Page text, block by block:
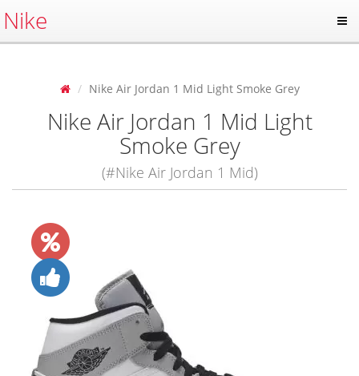
Nike
Nike Air Jordan 1 Mid Light Smoke Grey
Nike Air Jordan 1 Mid Light
Smoke Grey
(#Nike Air Jordan 1 Mid)